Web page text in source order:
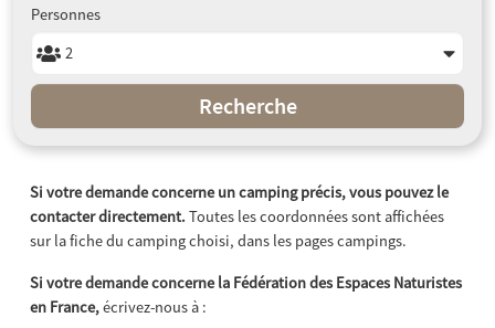
Personnes
Recherche
Si votre demande concerne un camping précis, vous pouvez le
contacter directement. Toutes les coordonnées sont affichées
sur la fiche du camping choisi, dans les pages campings.
Si votre demande concerne la Fédération des Espaces Naturistes
en France,écrivez-nous à :